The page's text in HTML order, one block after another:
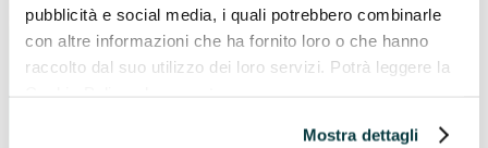
pubblicità e social media, i quali potrebbero combinarle
con altre informazioni che ha fornito loro o che hanno
raccolto dal suo utilizzo dei loro servizi. Potrà leggere la
Mostra dettagli
Acconsento a iscrivermi alla newsletter di Pavaglione
Integratori e dichiaro di aver letto l’informativa sullaPrivacy